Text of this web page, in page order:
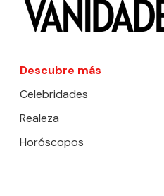
Descubre más
Celebridades
Realeza
Horóscopos